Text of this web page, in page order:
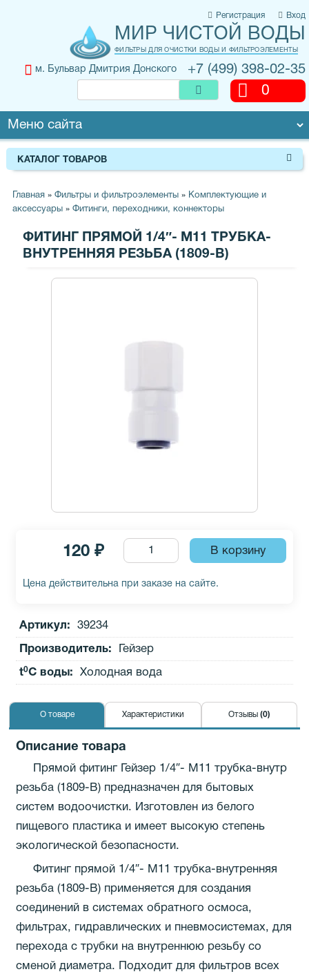
Регистрация Вход
МИР ЧИСТОЙ ВОДЫ
ФИЛЬТРЫ ДЛЯ ОЧИСТКИ ВОДЫ И ФИЛЬТРОЭЛЕМЕНТЫ
+7 (499) 398-02-35
м. Бульвар Дмитрия Донского
0
КАТАЛОГ ТОВАРОВ
Главная » Фильтры и фильтроэлементы » Комплектующие и
аксессуары » Фитинги, переходники, коннекторы
ФИТИНГ ПРЯМОЙ 1/4″- М11 ТРУБКА-
ВНУТРЕННЯЯ РЕЗЬБА (1809-B)
120 ₽
Цена действительна при заказе на сайте.
Артикул: 39234
Производитель: Гейзер
t0C воды: Холодная вода
О товаре Характеристики Отзывы (0)
Описание товара
Прямой фитинг Гейзер 1/4″- М11 трубка-внутр
резьба (1809-B) предназначен для бытовых
систем водоочистки. Изготовлен из белого
пищевого пластика и имеет высокую степень
экологической безопасности.
Фитинг прямой 1/4″- М11 трубка-внутренняя
резьба (1809-B) применяется для создания
соединений в системах обратного осмоса,
фильтрах, гидравлических и пневмосистемах, для
перехода с трубки на внутреннюю резьбу со
сменой диаметра. Подходит для фильтров всех